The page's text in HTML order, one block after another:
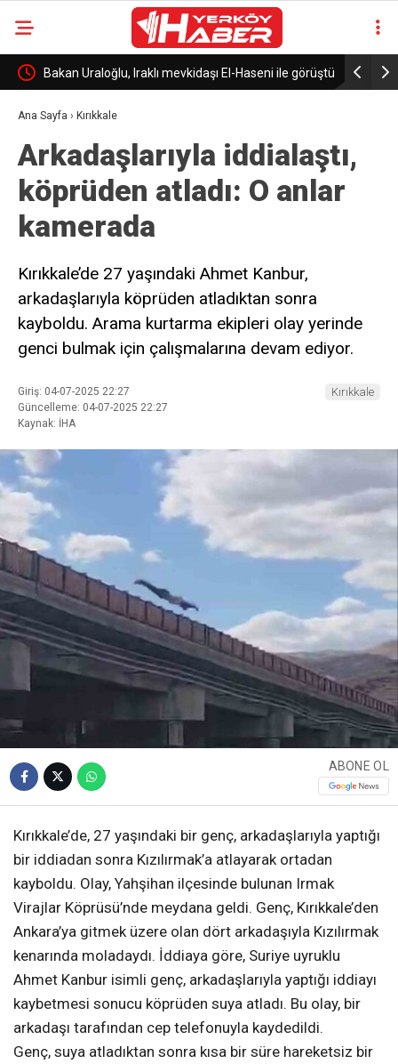
Bakan Uraloğlu, Iraklı mevkidaşı El-Haseni ile görüştü
Ana Sayfa › Kırıkkale
Arkadaşlarıyla iddialaştı,
köprüden atladı: O anlar
kamerada
Kırıkkale’de 27 yaşındaki Ahmet Kanbur,
arkadaşlarıyla köprüden atladıktan sonra
kayboldu. Arama kurtarma ekipleri olay yerinde
genci bulmak için çalışmalarına devam ediyor.
Giriş: 04-07-2025 22:27
Güncelleme: 04-07-2025 22:27
Kaynak: İHA
Kırıkkale
ABONE OL
Kırıkkale’de, 27 yaşındaki bir genç, arkadaşlarıyla yaptığı
bir iddiadan sonra Kızılırmak’a atlayarak ortadan
kayboldu. Olay, Yahşihan ilçesinde bulunan Irmak
Virajlar Köprüsü’nde meydana geldi. Genç, Kırıkkale’den
Ankara’ya gitmek üzere olan dört arkadaşıyla Kızılırmak
kenarında moladaydı. İddiaya göre, Suriye uyruklu
Ahmet Kanbur isimli genç, arkadaşlarıyla yaptığı iddiayı
kaybetmesi sonucu köprüden suya atladı. Bu olay, bir
arkadaşı tarafından cep telefonuyla kaydedildi.
Genç, suya atladıktan sonra kısa bir süre hareketsiz bir